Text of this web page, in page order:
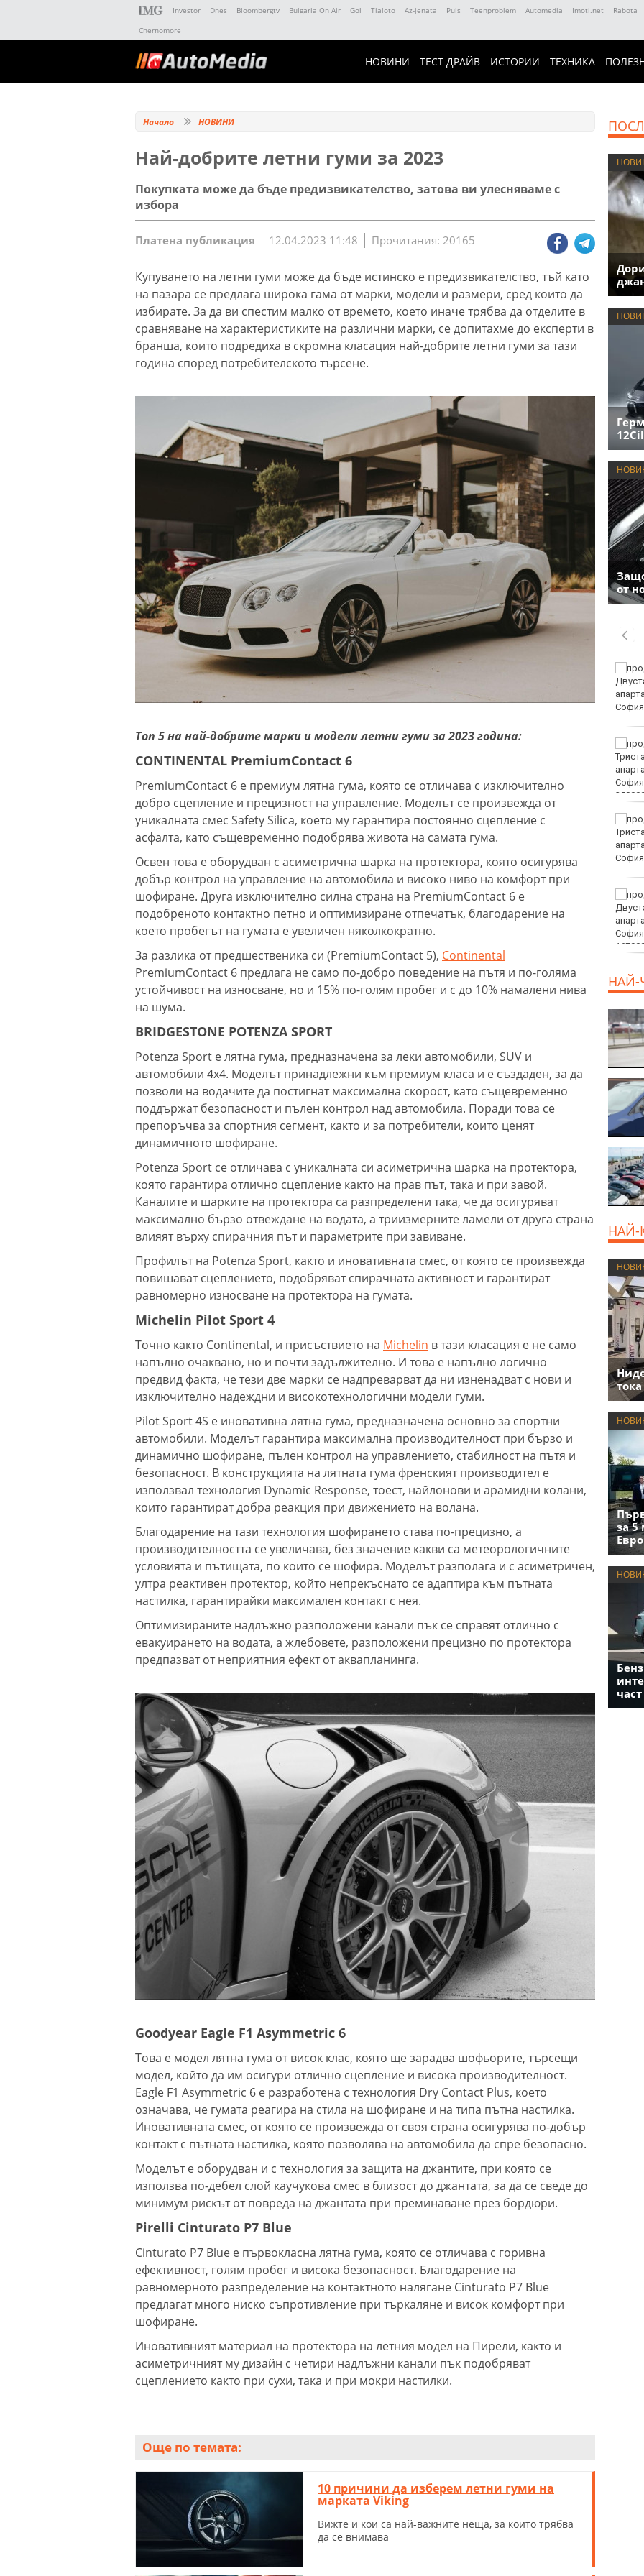
Investor Dnes Bloombergtv Bulgaria On Air Gol Tialoto Az-jenata Puls Teenproblem Automedia Imoti.net Rabota
Chernomore
НОВИНИ ТЕСТ ДРАЙВ ИСТОРИИ ТЕХНИКА
Начало НОВИНИ
Най-добрите летни гуми за 2023
Покупката може да бъде предизвикателство, затова ви улесняваме с
избора
Платена публикация 12.04.2023 11:48 Прочитания: 20165
Купуването на летни гуми може да бъде истинско е предизвикателство, тъй като
на пазара се предлага широка гама от марки, модели и размери, сред които да
избирате. За да ви спестим малко от времето, което иначе трябва да отделите в
сравняване на характеристиките на различни марки, се допитахме до експерти в
бранша, които подредиха в скромна класация най-добрите летни гуми за тази
година според потребителското търсене.
Топ 5 на най-добрите марки и модели летни гуми за 2023 година:
CONTINENTAL PremiumContact 6
PremiumContact 6 е премиум лятна гума, която се отличава с изключително
добро сцепление и прецизност на управление. Моделът се произвежда от
уникалната смес Safety Silica, кoето му гарантира постоянно сцепление с
асфалта, като същевременно подобрява живота на самата гума.
Освен това е оборудван с асиметрична шарка на протектора, която осигурява
добър контрол на управление на автомобила и високо ниво на комфорт при
шофиране. Друга изключително силна страна на PremiumContact 6 е
подобреното контактно петно и оптимизиране отпечатък, благодарение на
което пробегът на гумата е увеличен няколкократно.
За разлика от предшественика си (PremiumContact 5), Continental
PremiumContact 6 предлага не само по-добро поведение на пътя и по-голяма
устойчивост на износване, но и 15% по-голям пробег и с до 10% намалени нива
на шума.
BRIDGESTONE POTENZA SPORT
Potenza Sport е лятна гума, предназначена за леки автомобили, SUV и
автомобили 4х4. Моделът принадлежни към премиум класа и е създаден, за да
позволи на водачите да постигнат максимална скорост, като същевременно
поддържат безопасност и пълен контрол над автомобила. Поради това се
препоръчва за спортния сегмент, както и за потребители, които ценят
динамичното шофиране.
Potenza Sport се отличава с уникалната си асиметрична шарка на протектора,
която гарантира отлично сцепление както на прав път, така и при завой.
Каналите и шарките на протектора са разпределени така, че да осигуряват
максимално бързо отвеждане на водата, а триизмерните ламели от друга страна
влияят върху спирачния път и параметрите при завиване.
Профилът на Potenza Sport, както и иновативната смес, от която се произвежда
повишават сцеплението, подобряват спирачната активност и гарантират
равномерно износване на протектора на гумата.
Michelin Pilot Sport 4
Точно както Continental, и присъствието на Michelin в тази класация е не само
напълно очаквано, но и почти задължително. И това е напълно логично
предвид факта, че тези две марки се надпреварват да ни изненадват с нови и
изключително надеждни и високотехнологични модели гуми.
Pilot Sport 4S е иновативна лятна гума, предназначена основно за спортни
автомобили. Моделът гарантира максимална производителност при бързо и
динамично шофиране, пълен контрол на управлението, стабилност на пътя и
безопасност. В конструкцията на лятната гума френският производител е
използвал технология Dynamic Response, тоест, найлонови и арамидни колани,
които гарантират добра реакция при движението на волана.
Благодарение на тази технология шофирането става по-прецизно, а
производителността се увеличава, без значение какви са метеорологичните
условията и пътищата, по които се шофира. Моделът разполага и с асиметричен,
ултра реактивен протектор, който непрекъснато се адаптира към пътната
настилка, гарантирайки максимален контакт с нея.
Оптимизираните надлъжно разположени канали пък се справят отлично с
евакуирането на водата, а жлебовете, разположени прецизно по протектора
предпазват от неприятния ефект от аквапланинга.
Goodyear Eagle F1 Asymmetric 6
Това е модел лятна гума от висок клас, която ще зарадва шофьорите, търсещи
модел, който да им осигури отлично сцепление и висока производителност.
Eagle F1 Asymmetric 6 е разработена с технология Dry Contact Plus, което
означава, че гумата реагира на стила на шофиране и на типа пътна настилка.
Иновативната смес, от която се произвежда от своя страна осигурява по-добър
контакт с пътната настилка, която позволява на автомобила да спре безопасно.
Моделът е оборудван и с технология за защита на джантите, при която се
използва по-дебел слой каучукова смес в близост до джантата, за да се сведе до
минимум рискът от повреда на джантата при преминаване през бордюри.
Pirelli Cinturato P7 Blue
Cinturato P7 Blue е първокласна лятна гума, която се отличава с горивна
ефективност, голям пробег и висока безопасност. Благодарение на
равномерното разпределение на контактното налягане Cinturato P7 Blue
предлагат много ниско съпротивление при търкаляне и висок комфорт при
шофиране.
Иновативният материал на протектора на летния модел на Пирели, както и
асиметричният му дизайн с четири надлъжни канали пък подобряват
сцеплението както при сухи, така и при мокри настилки.
Още по темата:
10 причини да изберем летни гуми на
марката Viking
Вижте и кои са най-важните неща, за които трябва
да се внимава
от
преподписа с Реал
ЦСКА удари с 3:0 Макаби
Тъжна вест! Почина
медицината
Златото стигна до 4295
EUR
800
НАЙ-
НАЙ-
за 5
част